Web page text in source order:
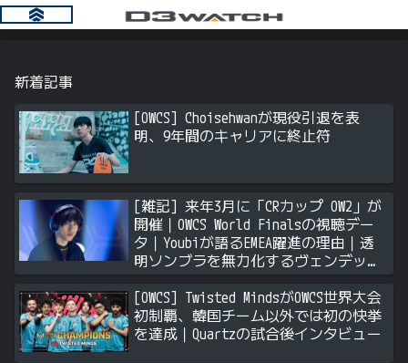
新着記事
[OWCS] Choisehwanが現役引退を表
明、9年間のキャリアに終止符
[雑記] 来年3月に「CRカップ OW2」が
開催｜OWCS World Finalsの視聴デー
タ｜Youbiが語るEMEA躍進の理由｜透
明ソンブラを無力化するヴェンデッタ
｜Stalk3rが久々のツィート ほか
[OWCS] Twisted MindsがOWCS世界大会
初制覇、韓国チーム以外では初の快挙
を達成｜Quartzの試合後インタビュー